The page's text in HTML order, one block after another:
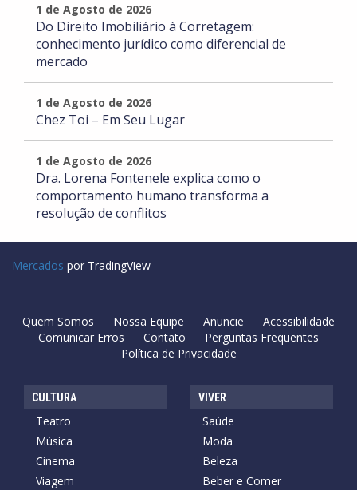
1 de Agosto de 2026
Do Direito Imobiliário à Corretagem:
conhecimento jurídico como diferencial de
mercado
1 de Agosto de 2026
Chez Toi – Em Seu Lugar
1 de Agosto de 2026
Dra. Lorena Fontenele explica como o
comportamento humano transforma a
resolução de conflitos
Mercados por TradingView
Quem Somos Nossa Equipe Anuncie
Acessibilidade
Comunicar Erros
Contato
Perguntas Frequentes
Política de Privacidade
CULTURA
Teatro
Música
Cinema
Viagem
VIVER
Saúde
Moda
Beleza
Beber e Comer